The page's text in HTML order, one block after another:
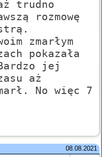
trudno
rozmowę
zmarłym
pokazała
jej
aż
No więc 7
08.08.2021